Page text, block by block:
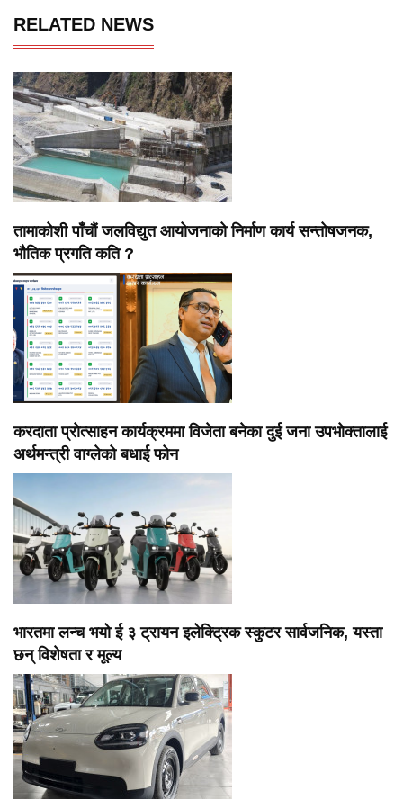
RELATED NEWS
तामाकोशी पाँचौं जलविद्युत आयोजनाको निर्माण कार्य सन्तोषजनक,
भौतिक प्रगति कति ?
करदाता प्रोत्साहन कार्यक्रममा विजेता बनेका दुई जना उपभोक्तालाई
अर्थमन्त्री वाग्लेको बधाई फोन
भारतमा लन्च भयो ई ३ ट्रायन इलेक्ट्रिक स्कुटर सार्वजनिक, यस्ता
छन् विशेषता र मूल्य